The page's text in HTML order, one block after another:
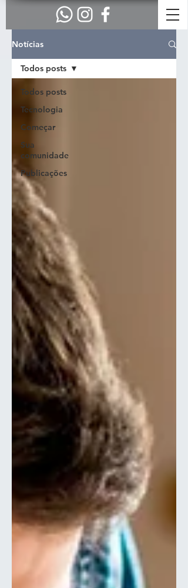
Notícias
Todos posts
Tecnologia
Começar
Sua
comunidade
Publicações
Todos posts